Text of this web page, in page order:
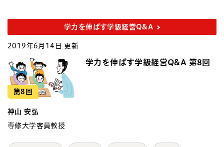
学力を伸ばす学級経営Q&A
2019年6月14日 更新
第8回
学力を伸ばす学級経営Q&A 第8回
神山 安弘
専修大学客員教授